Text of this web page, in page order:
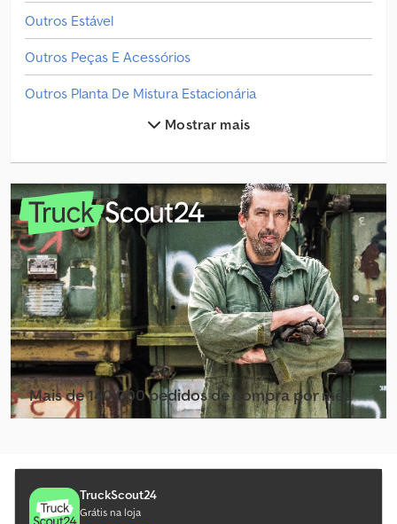
Outros Estável
Outros Peças E Acessórios
Outros Planta De Mistura Estacionária
Outros Plataforma De Trabalho
Outros Plataformas De Trabalho
Outros Plataformas De Trabalho Especiais
Outros Plataformas De Trabalho Outras
Outros Sistema De Rega
Outros Transportador De Automóveis
Outros Transportador De Cavalos/Carneiros
Outros Veículo De Aspiração/Irrigação
Peças E Acessórios
Plataforma De Trabalho
Mostrar mais
Mais de 140 000 pedidos de compra por mês
TruckScout24
Grátis na loja